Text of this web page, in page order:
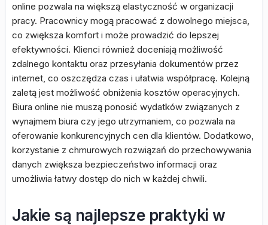
online pozwala na większą elastyczność w organizacji
pracy. Pracownicy mogą pracować z dowolnego miejsca,
co zwiększa komfort i może prowadzić do lepszej
efektywności. Klienci również doceniają możliwość
zdalnego kontaktu oraz przesyłania dokumentów przez
internet, co oszczędza czas i ułatwia współpracę. Kolejną
zaletą jest możliwość obniżenia kosztów operacyjnych.
Biura online nie muszą ponosić wydatków związanych z
wynajmem biura czy jego utrzymaniem, co pozwala na
oferowanie konkurencyjnych cen dla klientów. Dodatkowo,
korzystanie z chmurowych rozwiązań do przechowywania
danych zwiększa bezpieczeństwo informacji oraz
umożliwia łatwy dostęp do nich w każdej chwili.
Jakie są najlepsze praktyki w